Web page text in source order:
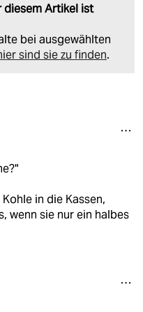
diesem Artikel ist
bei ausgewählten
sind sie zu finden.
in die Kassen,
wenn sie nur ein halbes